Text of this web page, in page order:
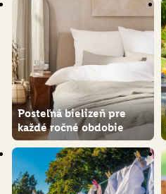
Posteľná bielizeň pre
každé ročné obdobie